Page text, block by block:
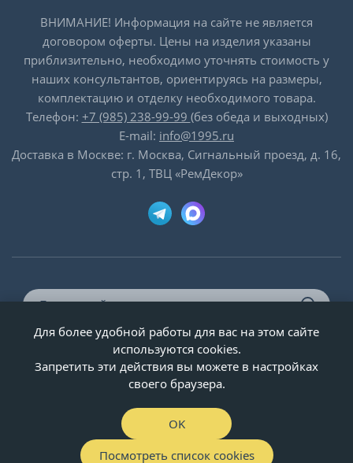
ВНИМАНИЕ! Информация на сайте не является
договором оферты. Цены на изделия указаны
приблизительно, необходимо уточнять стоимость у
наших консультантов, ориентируясь на размеры,
комплектацию и отделку необходимого товара.
Телефон: +7 (985) 238-99-99 (без обеда и выходных)
E-mail: info@1995.ru
Доставка в Москве: г. Москва, Сигнальный проезд, д. 16,
стр. 1, ТВЦ «РемДекор»
© ООО «Двери-и-точка», ИНН 5020092947, 1995-2026 г.
Для более удобной работы для вас на этом сайте
используются cookies.
Запретить эти действия вы можете в настройках
своего браузера.
OK
Посмотреть список cookies